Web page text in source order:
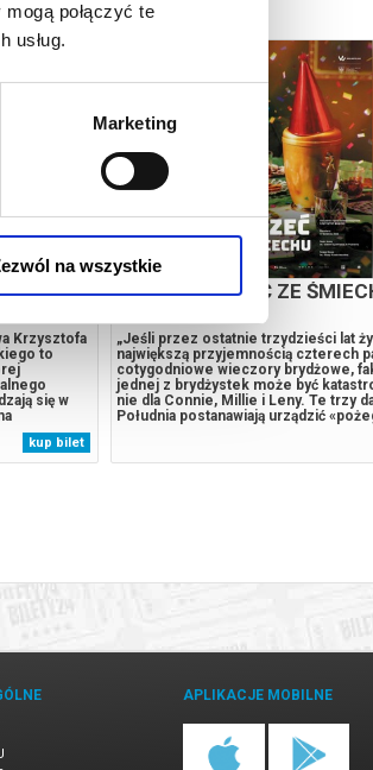
połączyć te
usług.
Marketing
na wszystkie
Krzysztofa
to
się w
wnoszą na
ukazując,
kup bilet
UMRZEĆ ZE
„Jeśli przez ostatnie trzydzieści lat
największą przyjemnością czterech
cotygodniowe wieczory brydżowe,
jednej z brydżystek może być
nie dla Connie, Millie i Leny. Te trzy
Południa postanawiają urządzić
wieczór» swojej przyjaciółce Mary.
– w sposób niekoniecznie legalny –
domu pogrzebowego i rozpoczyna
APLIKACJE MOBILNE